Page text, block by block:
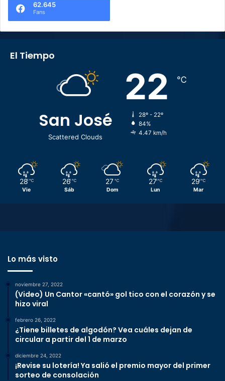
62.645
Fans
El Tiempo
San José
Scattered Clouds
22 ℃
28º - 22º
84%
4.47 km/h
28 ℃
Vie
26 ℃
Sáb
27 ℃
Dom
27 ℃
Lun
29 ℃
Mar
Lo más visto
noviembre 27, 2022
(Video) Un Cantor «cantó» gol tico con el corazón y se
hizo viral
febrero 26, 2022
¿Tiene billetes de algodón? Vea cuáles dejan de
circular a partir del 1 de marzo
diciembre 24, 2022
¡Revise su lotería! Ya salió el premio mayor del primer
sorteo de consolación